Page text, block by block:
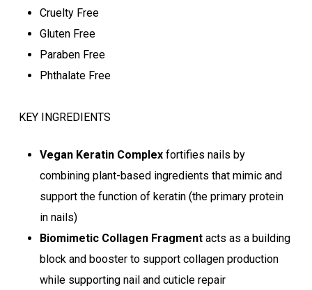
Ostukorvis ei ole tooteid.
Cruelty Free
Gluten Free
Paraben Free
Phthalate Free
KEY INGREDIENTS
Vegan Keratin Complexfortifies nails by
combining plant-based ingredients that mimic and
support the function of keratin (the primary protein
in nails)
Biomimetic Collagen Fragmentacts as a building
block and booster to support collagen production
while supporting nail and cuticle repair